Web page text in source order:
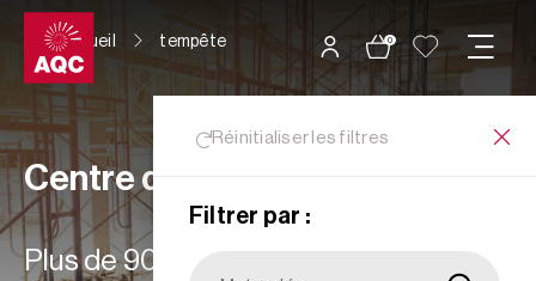
Panneau de gestion des cookies
0
Accueil tempête
Réinitialiser les filtres
Filtrer par :
Centre de ressources
Plus de 900 ressources à votre